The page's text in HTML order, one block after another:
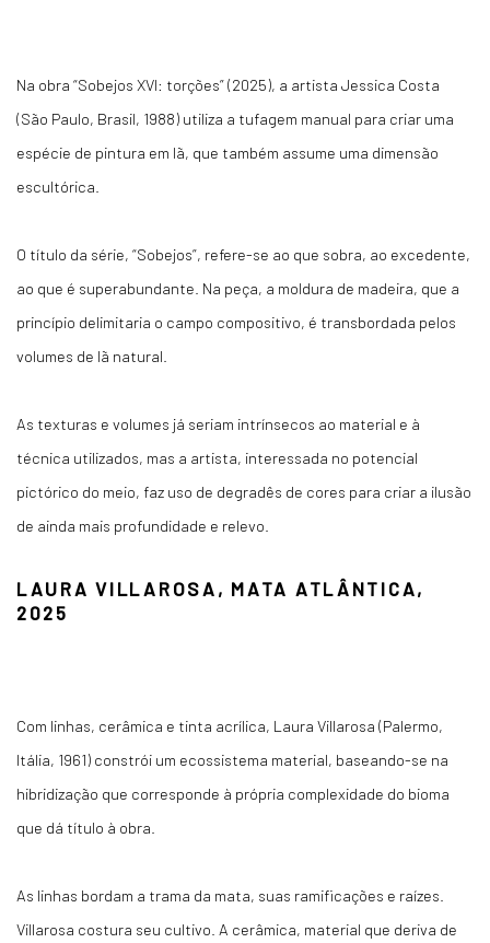
Na obra “Sobejos XVI: torções” (2025), a artista Jessica Costa
(São Paulo, Brasil, 1988) utiliza a tufagem manual para criar uma
espécie de pintura em lã, que também assume uma dimensão
escultórica.
O título da série, “Sobejos”, refere-se ao que sobra, ao excedente,
ao que é superabundante. Na peça, a moldura de madeira, que a
princípio delimitaria o campo compositivo, é transbordada pelos
volumes de lã natural.
As texturas e volumes já seriam intrínsecos ao material e à
técnica utilizados, mas a artista, interessada no potencial
pictórico do meio, faz uso de degradês de cores para criar a ilusão
de ainda mais profundidade e relevo.
LAURA VILLAROSA, MATA ATLÂNTICA,
2025
Com linhas, cerâmica e tinta acrílica, Laura Villarosa (Palermo,
Itália, 1961) constrói um ecossistema material, baseando-se na
hibridização que corresponde à própria complexidade do bioma
que dá título à obra.
As linhas bordam a trama da mata, suas ramificações e raízes.
Villarosa costura seu cultivo. A cerâmica, material que deriva de